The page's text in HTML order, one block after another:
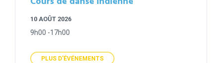
10 AOÛT 2026
9h00 -17h00
PLUS D'ÉVÉNEMENTS